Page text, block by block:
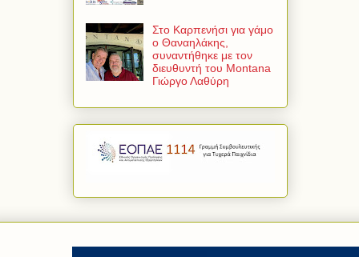
Στο Καρπενήσι για γάμο
ο Θαναηλάκης,
συναντήθηκε με τον
διευθυντή του Montana
Γιώργο Λαθύρη